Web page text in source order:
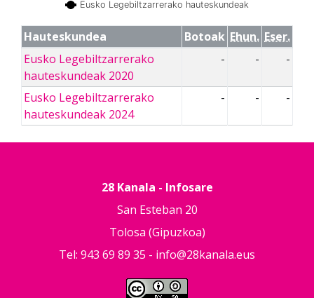
Eusko Legebiltzarrerako hauteskundeak
Hauteskundea Botoak Ehun. Eser.
Eusko Legebiltzarrerako
hauteskundeak 2020
- - -
Eusko Legebiltzarrerako
hauteskundeak 2024
- - -
28 Kanala - Infosare
San Esteban 20
Tolosa (Gipuzkoa)
Tel: 943 69 89 35 - info@28kanala.eus